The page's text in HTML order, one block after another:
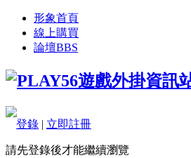
形象首頁
線上購買
論壇BBS
登錄 | 立即註冊
請先登錄後才能繼續瀏覽